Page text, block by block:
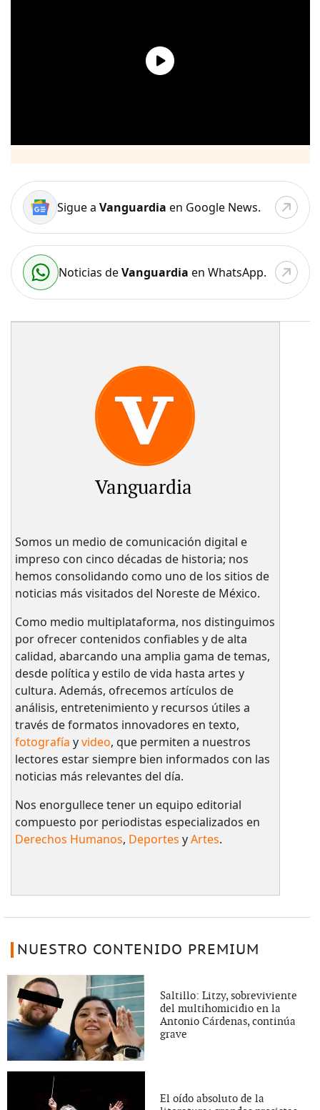
Sigue a Vanguardia en Google News.
Noticias deVanguardia en WhatsApp.
Vanguardia
Somos un medio de comunicación digital e
impreso con cinco décadas de historia; nos
hemos consolidando como uno de los sitios de
noticias más visitados del Noreste de México.
Como medio multiplataforma, nos distinguimos
por ofrecer contenidos confiables y de alta
calidad, abarcando una amplia gama de temas,
desde política y estilo de vida hasta artes y
cultura. Además, ofrecemos artículos de
análisis, entretenimiento y recursos útiles a
través de formatos innovadores en texto,
fotografía yvideo, que permiten a nuestros
lectores estar siempre bien informados con las
noticias más relevantes del día.
Nos enorgullece tener un equipo editorial
compuesto por periodistas especializados en
Derechos Humanos, Deportes yArtes.
NUESTRO CONTENIDO PREMIUM
Saltillo: Litzy, sobreviviente
del multihomicidio en la
Antonio Cárdenas, continúa
grave
El oído absoluto de la